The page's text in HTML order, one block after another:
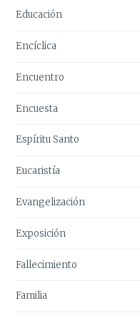
Educación
Encíclica
Encuentro
Encuesta
Espíritu Santo
Eucaristía
Evangelización
Exposición
Fallecimiento
Familia